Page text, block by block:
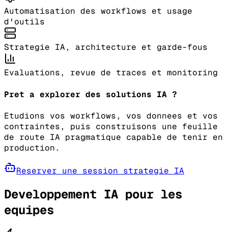
Automatisation des workflows et usage
d'outils
Strategie IA, architecture et garde-fous
Evaluations, revue de traces et monitoring
Pret a explorer des solutions IA ?
Etudions vos workflows, vos donnees et vos
contraintes, puis construisons une feuille
de route IA pragmatique capable de tenir en
production.
Reserver une session strategie IA
Developpement IA pour les
equipes